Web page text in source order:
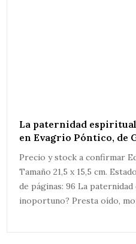
La paternidad
en Evagrio Póntico, de
Precio y stock a confirmar
Tamaño 21,5 x 15,5 cm.
de páginas: 96 La
inoportuno? Presta oído,